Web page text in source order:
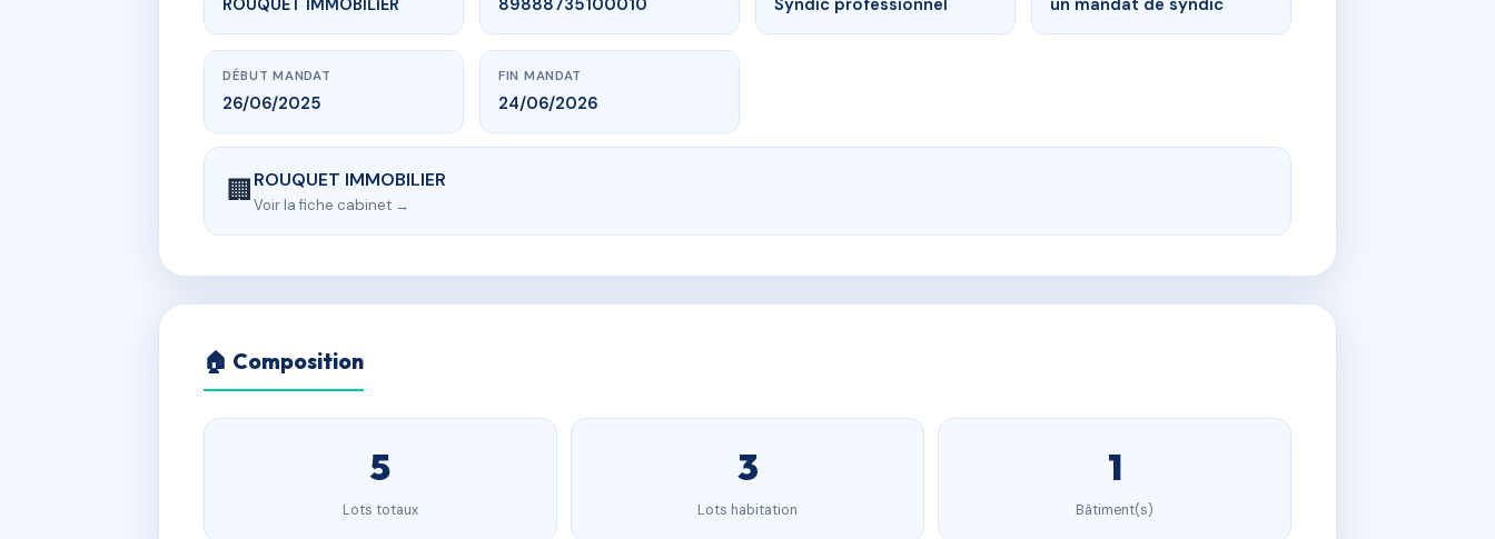
ROUQUET IMMOBILIER 89888735100010 Syndic professionnel un mandat de syndic
DÉBUT MANDAT
26/06/2025
FIN MANDAT
24/06/2026
🏢ROUQUET IMMOBILIER
Voir la fiche cabinet →
🏠 Composition
5
Lots totaux
3
Lots habitation
1
Bâtiment(s)